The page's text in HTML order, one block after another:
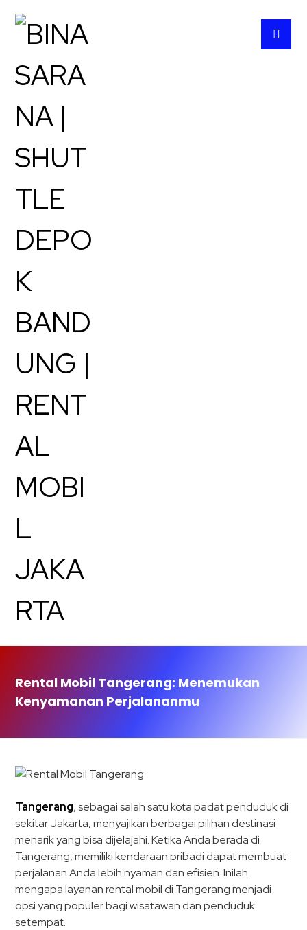
Rental Mobil Tangerang: Menemukan
Kenyamanan Perjalananmu
Tangerang, sebagai salah satu kota padat penduduk di
sekitar Jakarta, menyajikan berbagai pilihan destinasi
menarik yang bisa dijelajahi. Ketika Anda berada di
Tangerang, memiliki kendaraan pribadi dapat membuat
perjalanan Anda lebih nyaman dan efisien. Inilah
mengapa layanan rental mobil di Tangerang menjadi
opsi yang populer bagi wisatawan dan penduduk
setempat.